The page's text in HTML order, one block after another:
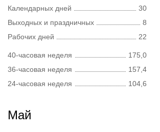
Календарных дней
30
Выходных и праздничных
8
Рабочих дней
22
40-часовая неделя
175,0
36-часовая неделя
157,4
24-часовая неделя
104,6
Май